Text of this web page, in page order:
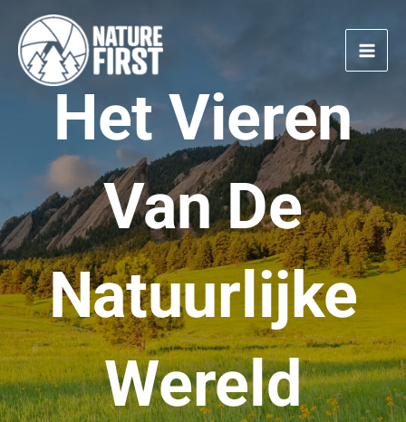
Doorgaan
naar
artikel
Het Vieren
Van De
Natuurlijke
Wereld